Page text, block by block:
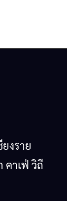
งราย
คาเฟ่ วิถี